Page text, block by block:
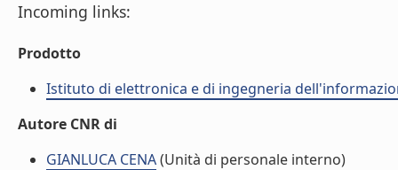
Incoming links:
Prodotto
Istituto di elettronica e di ingegneria
Autore CNR di
GIANLUCA CENA(Unità di personale interno)